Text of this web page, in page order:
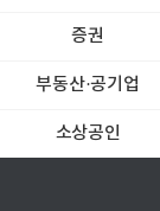
증권
부동산·공기업
소상공인